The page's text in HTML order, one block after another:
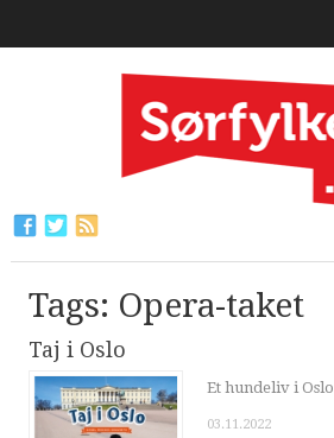
Tags: Opera-taket
Taj i Oslo
Et hundeliv i Oslo
03.11.2022